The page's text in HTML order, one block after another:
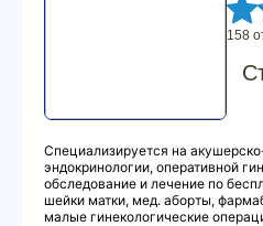
158
Специализируется на
эндокринологии, оперативной
обследование и лечение по
шейки матки, мед. аборты,
малые гинекологические